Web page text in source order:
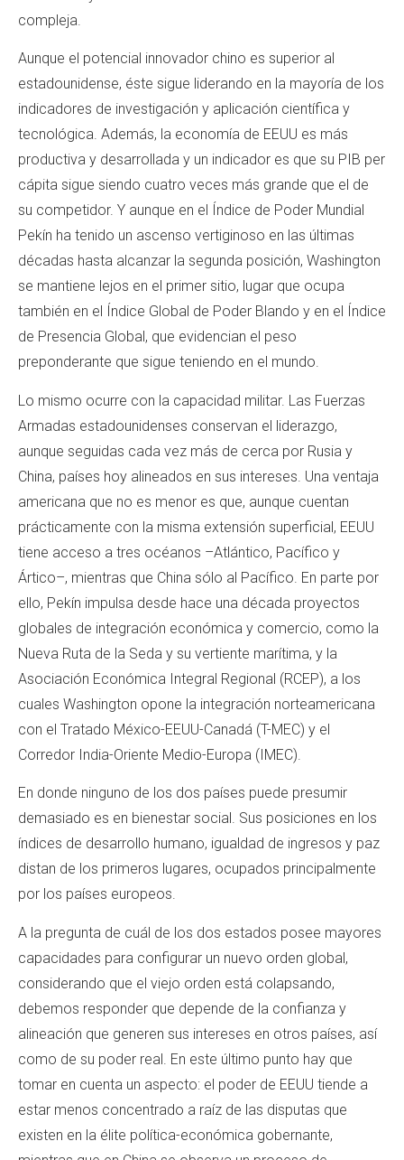
compleja.
Aunque el potencial innovador chino es superior al
estadounidense, éste sigue liderando en la mayoría de los
indicadores de investigación y aplicación científica y
tecnológica. Además, la economía de EEUU es más
productiva y desarrollada y un indicador es que su PIB per
cápita sigue siendo cuatro veces más grande que el de
su competidor. Y aunque en el Índice de Poder Mundial
Pekín ha tenido un ascenso vertiginoso en las últimas
décadas hasta alcanzar la segunda posición, Washington
se mantiene lejos en el primer sitio, lugar que ocupa
también en el Índice Global de Poder Blando y en el Índice
de Presencia Global, que evidencian el peso
preponderante que sigue teniendo en el mundo.
Lo mismo ocurre con la capacidad militar. Las Fuerzas
Armadas estadounidenses conservan el liderazgo,
aunque seguidas cada vez más de cerca por Rusia y
China, países hoy alineados en sus intereses. Una ventaja
americana que no es menor es que, aunque cuentan
prácticamente con la misma extensión superficial, EEUU
tiene acceso a tres océanos –Atlántico, Pacífico y
Ártico–, mientras que China sólo al Pacífico. En parte por
ello, Pekín impulsa desde hace una década proyectos
globales de integración económica y comercio, como la
Nueva Ruta de la Seda y su vertiente marítima, y la
Asociación Económica Integral Regional (RCEP), a los
cuales Washington opone la integración norteamericana
con el Tratado México-EEUU-Canadá (T-MEC) y el
Corredor India-Oriente Medio-Europa (IMEC).
En donde ninguno de los dos países puede presumir
demasiado es en bienestar social. Sus posiciones en los
índices de desarrollo humano, igualdad de ingresos y paz
distan de los primeros lugares, ocupados principalmente
por los países europeos.
A la pregunta de cuál de los dos estados posee mayores
capacidades para configurar un nuevo orden global,
considerando que el viejo orden está colapsando,
debemos responder que depende de la confianza y
alineación que generen sus intereses en otros países, así
como de su poder real. En este último punto hay que
tomar en cuenta un aspecto: el poder de EEUU tiende a
estar menos concentrado a raíz de las disputas que
existen en la élite política-económica gobernante,